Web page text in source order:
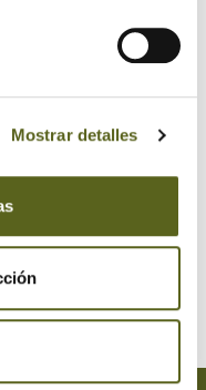
Mostrar detalles